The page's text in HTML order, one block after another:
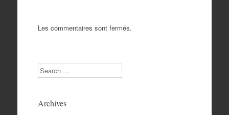
Les commentaires sont fermés.
Search
Archives